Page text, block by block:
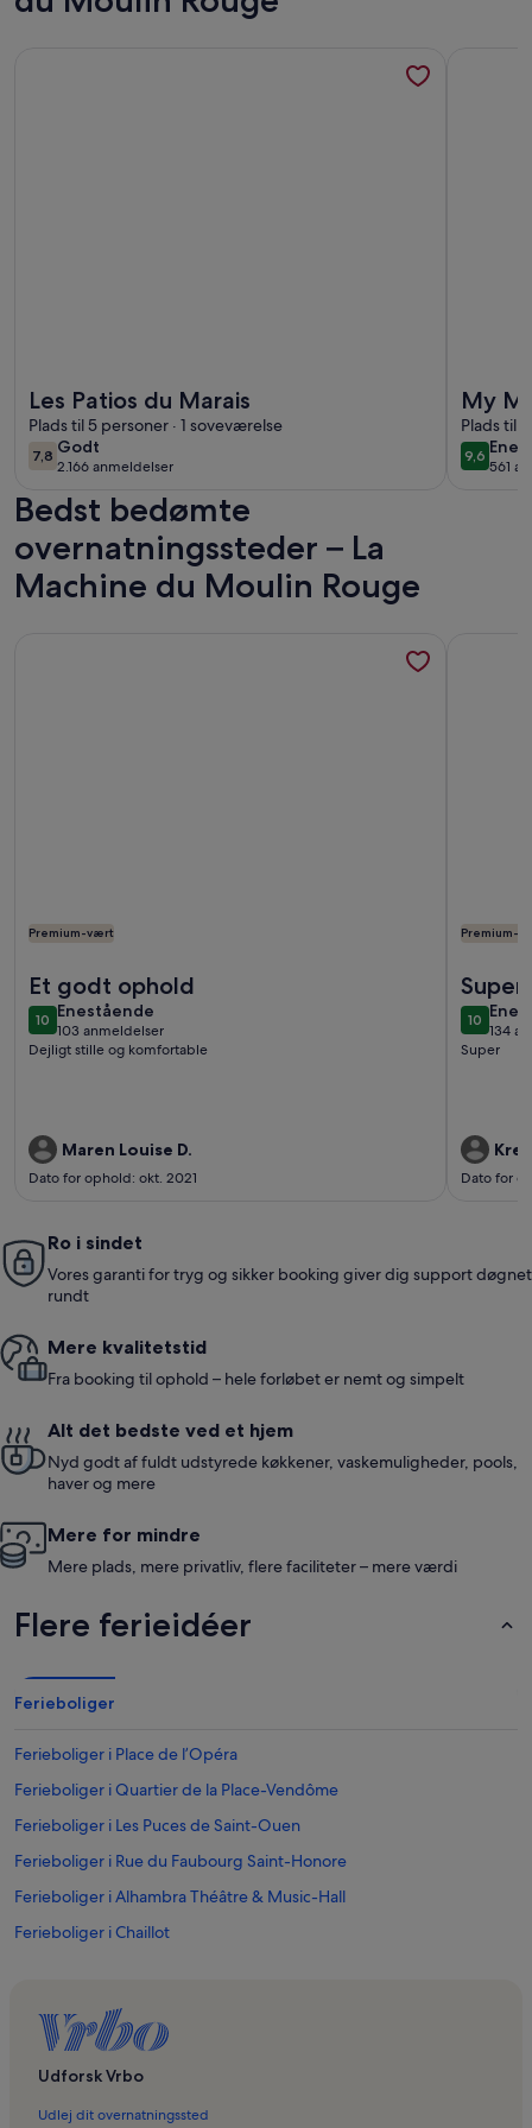
Les Patios du Marais
Plads til 5 personer · 1 soveværelse
7,87,8 ud af 10
Godt
godt
2.166 anmeldelser
(2.166
anmeldelser)
My
Plads til
9,69,6 ud
561
(561
Bedst bedømte
overnatningssteder – La
Machine du Moulin Rouge
Premium-vært
Et godt ophold
1010 ud af 10
Enestående
enestående
103 anmeldelser
(103
anmeldelser)
Dejligt stille og komfortable
Maren Louise D.
Dato for ophold: okt. 2021
Premium-
Super
1010 ud af
134
(134
Super
Dato for
Ro i sindet
Vores garanti for tryg og sikker booking giver dig support døgnet
rundt
Mere kvalitetstid
Fra booking til ophold – hele forløbet er nemt og simpelt
Alt det bedste ved et hjem
Nyd godt af fuldt udstyrede køkkener, vaskemuligheder, pools,
haver og mere
Mere for mindre
Mere plads, mere privatliv, flere faciliteter – mere værdi
Flere ferieidéer
Ferieboliger
Ferieboliger i Place de l’Opéra
Ferieboliger i Quartier de la Place-Vendôme
Ferieboliger i Les Puces de Saint-Ouen
Ferieboliger i Rue du Faubourg Saint-Honore
Ferieboliger i Alhambra Théâtre & Music-Hall
Ferieboliger i Chaillot
Ferieboliger i Quartier des Grandes-Carrières
Ferieboliger i Museum for Hudsygdomme
Ferieboliger i 17. Arrondissement
Ferieboliger i Paris Centrum
Udforsk Vrbo
Udlej dit overnatningssted